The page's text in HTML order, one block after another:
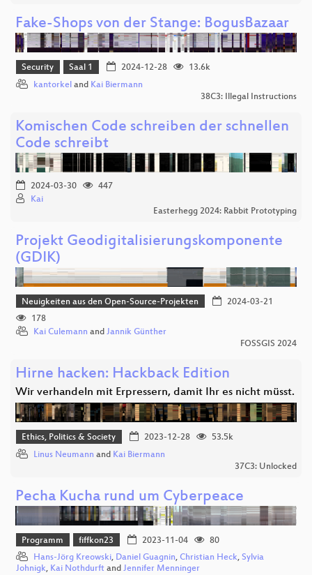
Fake-Shops von der Stange: BogusBazaar
Security Saal 1 2024-12-28
13.6k
kantorkel and Kai Biermann
38C3: Illegal Instructions
Komischen Code schreiben der schnellen
Code schreibt
2024-03-30
447
Kai
Easterhegg 2024: Rabbit Prototyping
Projekt Geodigitalisierungskomponente
(GDIK)
Neuigkeiten aus den Open-Source-Projekten
2024-03-21
178
Kai Culemann and Jannik Günther
FOSSGIS 2024
Hirne hacken: Hackback Edition
Wir verhandeln mit Erpressern, damit Ihr es nicht müsst.
Ethics, Politics & Society 2023-12-28
53.5k
Linus Neumann and Kai Biermann
37C3: Unlocked
Pecha Kucha rund um Cyberpeace
Programm fiffkon23 2023-11-04
80
Hans-Jörg Kreowski, Daniel Guagnin, Christian Heck, Sylvia
Johnigk, Kai Nothdurft and Jennifer Menninger